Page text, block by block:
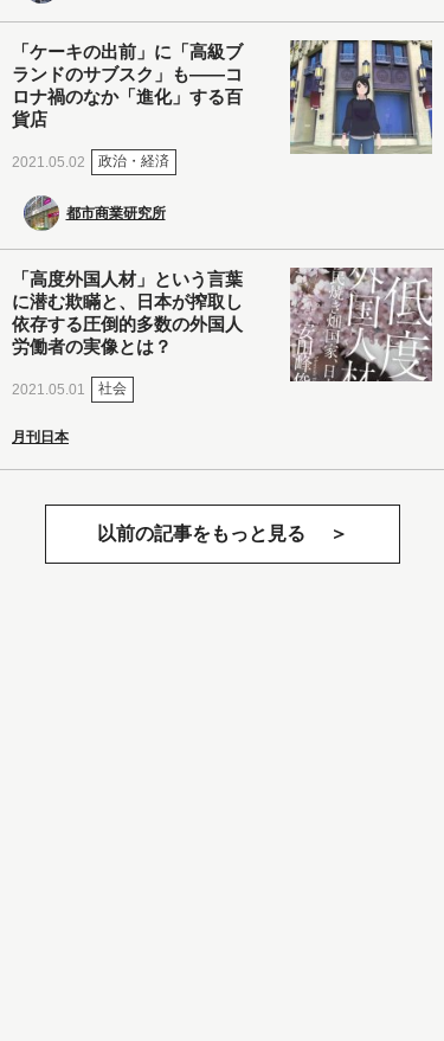
「ケーキの出前」に「高級ブ
ランドのサブスク」も――コ
ロナ禍のなか「進化」する百
貨店
2021.05.02 政治・経済
都市商業研究所
「高度外国人材」という言葉
に潜む欺瞞と、日本が搾取し
依存する圧倒的多数の外国人
労働者の実像とは？
2021.05.01 社会
月刊日本
以前の記事をもっと見る